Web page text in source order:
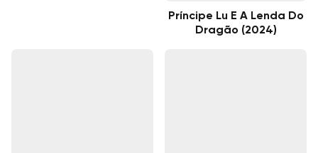
Príncipe Lu E A Lenda Do
Dragão (2024)